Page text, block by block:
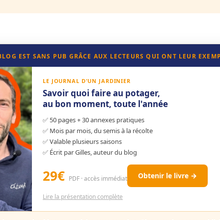
EST SANS PUB GRÂCE AUX LECTEURS QUI ONT LEUR
LE JOURNAL D'UN JARDINIER
Savoir quoi faire au potager,
au bon moment, toute l'année
✅ 50 pages + 30 annexes pratiques
✅ Mois par mois, du semis à la récolte
✅ Valable plusieurs saisons
✅ Écrit par Gilles, auteur du blog
29€ PDF · accès immédiat Obtenir le livre →
Lire la présentation complète